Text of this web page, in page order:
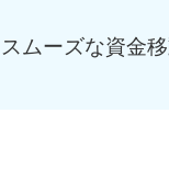
ムーズな資金